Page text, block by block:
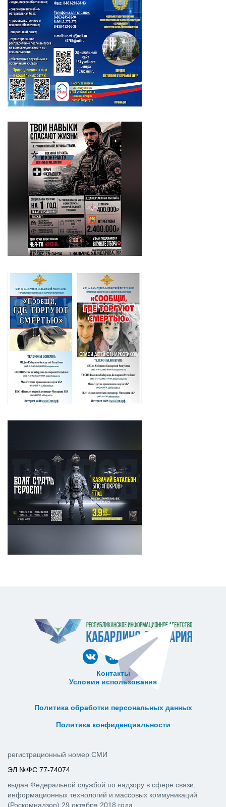
Контакты
Условия использования
Политика обработки персональных данных
Политика конфиденциальности
регистрационный номер СМИ
ЭЛ №ФС 77-74074
выдан Федеральной службой по надзору в сфере связи,
информационных технологий и массовых коммуникаций
(Роскомнадзор) 29 октября 2018 года